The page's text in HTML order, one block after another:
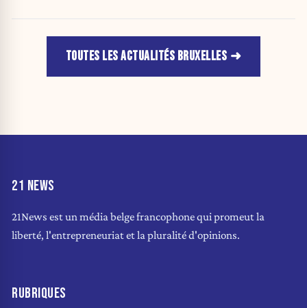
TOUTES LES ACTUALITÉS BRUXELLES
21 NEWS
21News est un média belge francophone qui promeut la
liberté, l'entrepreneuriat et la pluralité d'opinions.
RUBRIQUES